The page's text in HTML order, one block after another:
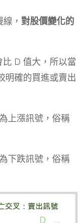
， 對股價變化的
D 值大，所以當
明確的買進或賣出
上漲訊號，俗稱
下跌訊號，俗稱